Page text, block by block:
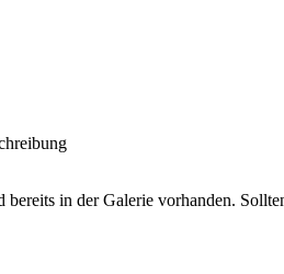
bereits in der Galerie vorhanden.